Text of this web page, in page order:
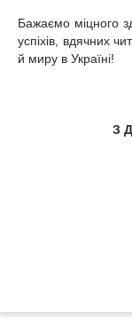
Бажаємо міцного
успіхів, вдячних
й миру в Україні!
З
З